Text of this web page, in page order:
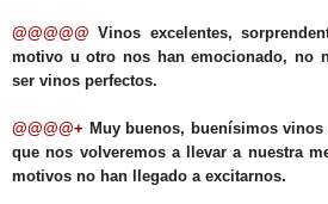
@@@@@ Vinos excelentes,
motivo u otro nos han emocionado, no
ser vinos perfectos.
@@@@+ Muy buenos, buenísimos
que nos volveremos a llevar a nuestra
motivos no han llegado a excitarnos.